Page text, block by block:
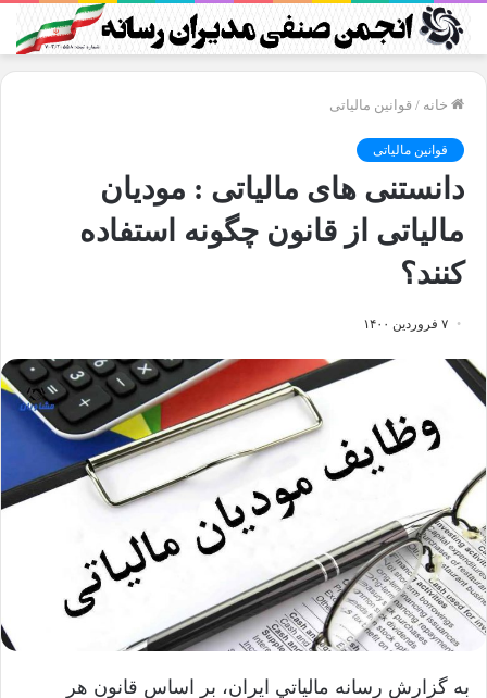
خانه / قوانین مالیاتی
قوانین مالیاتی
دانستنی های مالياتی : موديان
مالياتی از قانون چگونه استفاده
کنند؟
۷ فروردین ۱۴۰۰
به گزارش رسانه مالياتي ايران، بر اساس قانون هر